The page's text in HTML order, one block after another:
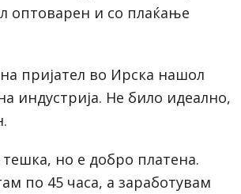
оптоварен и со плаќање
пријател во Ирска нашол
индустрија. Не било идеално,
тешка, но е добро платена.
по 45 часа, а заработувам